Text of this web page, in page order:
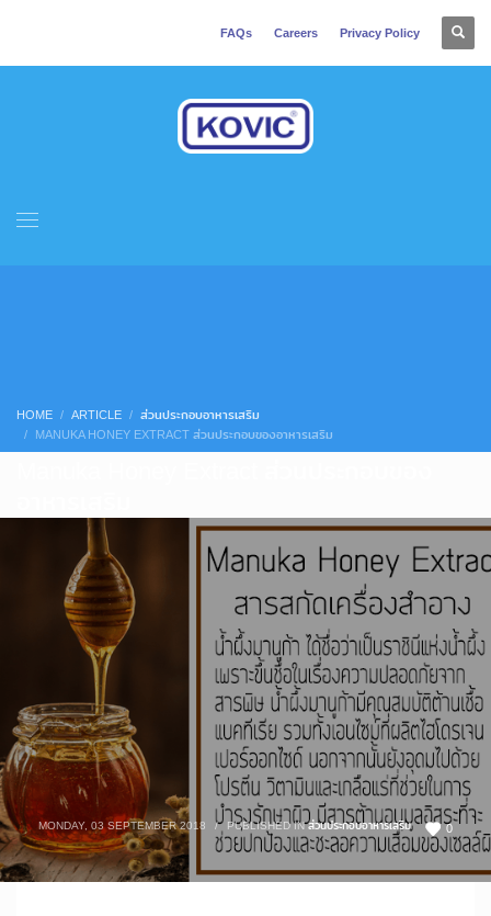
FAQs Careers Privacy Policy
HOME ARTICLE
ส่วนประกอบอาหารเสริม
MANUKA HONEY EXTRACT ส่วนประกอบของอาหารเสริม
0
MONDAY, 03 SEPTEMBER 2018 / PUBLISHED INส่วนประกอบอาหารเสริม